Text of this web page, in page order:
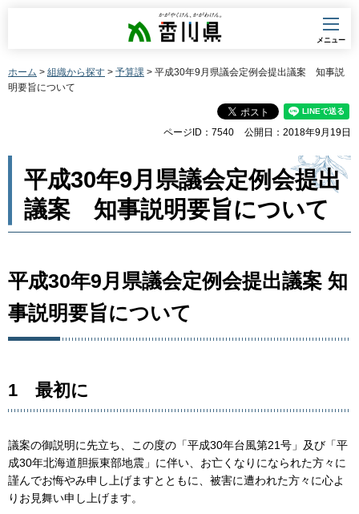
香川県
メニュー
ホーム > 組織から探す > 予算課 > 平成30年9月県議会定例会提出議案 知事説
明要旨について
ページID：7540 公開日：2018年9月19日
平成30年9月県議会定例会提出
議案 知事説明要旨について
平成30年9月県議会定例会提出議案 知
事説明要旨について
1 最初に
議案の御説明に先立ち、この度の「平成30年台風第21号」及び「平
成30年北海道胆振東部地震」に伴い、お亡くなりになられた方々に
謹んでお悔やみ申し上げますとともに、被害に遭われた方々に心よ
りお見舞い申し上げます。